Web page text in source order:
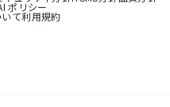
ポリシー
て利用規約